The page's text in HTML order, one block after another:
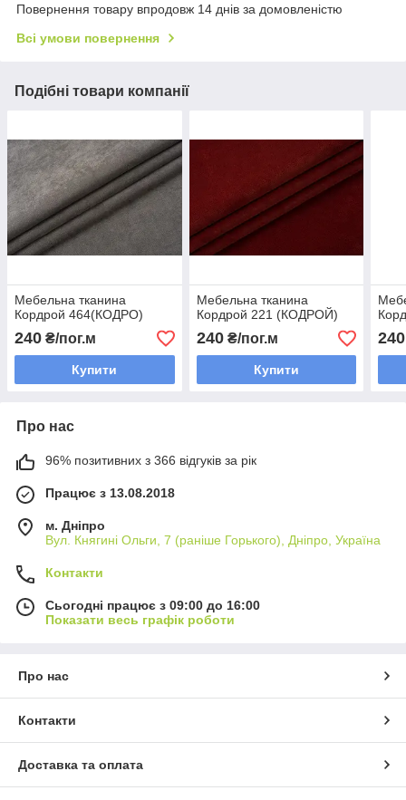
Повернення товару впродовж 14 днів за домовленістю
Всі умови повернення
Подібні товари компанії
Мебельна тканина
Кордрой 464(КОДРО)
240 ₴/пог.м
Купити
Мебельна тканина
Кордрой 221 (КОДРОЙ)
240₴/пог.м
Купити
240
Про нас
96% позитивних з 366 відгуків за рік
Працює з 13.08.2018
м. Дніпро
Вул. Княгині Ольги, 7 (раніше Горького), Дніпро, Україна
Контакти
Сьогодні працює з 09:00 до 16:00
Показати весь графік роботи
Про нас
Контакти
Доставка та оплата